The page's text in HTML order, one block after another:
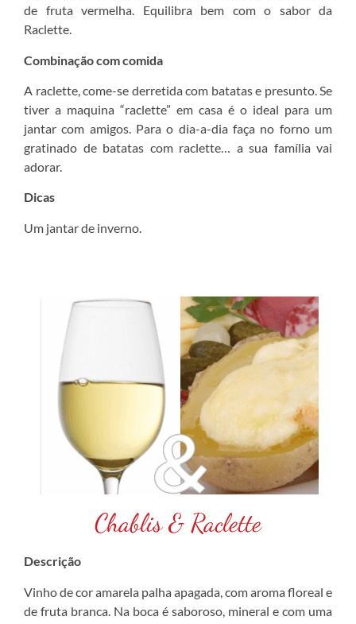
de fruta vermelha. Equilibra bem com o sabor da
Raclette.
Combinação com comida
A raclette, come-se derretida com batatas e presunto. Se
tiver a maquina “raclette” em casa é o ideal para um
jantar com amigos. Para o dia-a-dia faça no forno um
gratinado de batatas com raclette… a sua família vai
adorar.
Dicas
Um jantar de inverno.
Chablis & Raclette
Descrição
Vinho de cor amarela palha apagada, com aroma floreal e
de fruta branca. Na boca é saboroso, mineral e com uma